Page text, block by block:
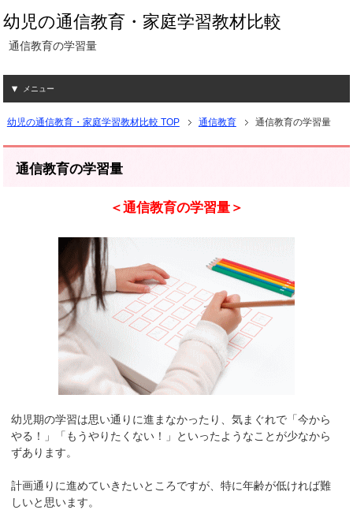
幼児の通信教育・家庭学習教材比較
通信教育の学習量
メニュー
幼児の通信教育・家庭学習教材比較 TOP 通信教育 通信教育の学習量
通信教育の学習量
＜通信教育の学習量＞
幼児期の学習は思い通りに進まなかったり、気まぐれで「今から
やる！」「もうやりたくない！」といったようなことが少なから
ずあります。
計画通りに進めていきたいところですが、特に年齢が低ければ難
しいと思います。